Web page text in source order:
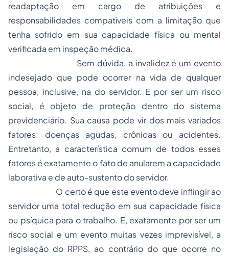
readaptação em cargo de atribuições e
responsabilidades compatíveis com a limitação que
tenha sofrido em sua capacidade física ou mental
verificada em inspeção médica.
Sem dúvida, a invalidez é um evento
indesejado que pode ocorrer na vida de qualquer
pessoa, inclusive, na do servidor. E por ser um risco
social, é objeto de proteção dentro do sistema
previdenciário. Sua causa pode vir dos mais variados
fatores: doenças agudas, crônicas ou acidentes.
Entretanto, a característica comum de todos esses
fatores é exatamente o fato de anularem a capacidade
laborativa e de auto-sustento do servidor.
O certo é que este evento deve inflingir ao
servidor uma total redução em sua capacidade física
ou psíquica para o trabalho. E, exatamente por ser um
risco social e um evento muitas vezes imprevisível, a
legislação do RPPS, ao contrário do que ocorre no